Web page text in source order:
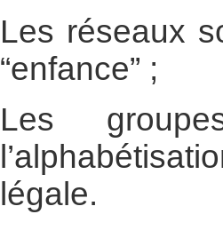
Les réseaux
“enfance” ;
Les
légale.